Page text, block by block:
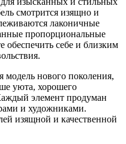
смотрится изящно и
лаконичные
пропорциональные
себе и близким
модель нового поколения,
уюта, хорошего
элемент продуман
и художниками.
изящной и качественной